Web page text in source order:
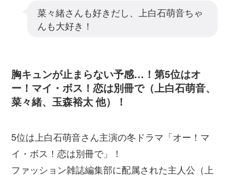
菜々緒さんも好きだし、上白石萌音ちゃ
んも大好き！
胸キュンが止まらない予感…！第5位はオ
ー！マイ・ボス！恋は別冊で（上白石萌音、
菜々緒、玉森裕太 他）！
5位は上白石萌音さん主演の冬ドラマ「オー！マ
イ・ボス！恋は別冊で」！
ファッション雑誌編集部に配属された主人公（上